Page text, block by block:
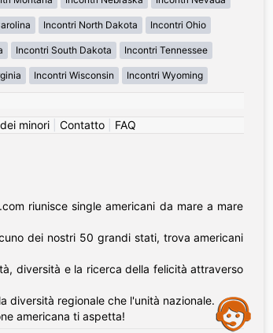
Incontri North Dakota Incontri Ohio
Incontri South Dakota Incontri Tennessee
Incontri Wisconsin Incontri Wyoming
minori Contatto FAQ
riunisce single americani da mare a mare
dei nostri 50 grandi stati, trova americani
diversità e la ricerca della felicità attraverso
diversità regionale che l'unità nazionale.
americana ti aspetta!
Assistance